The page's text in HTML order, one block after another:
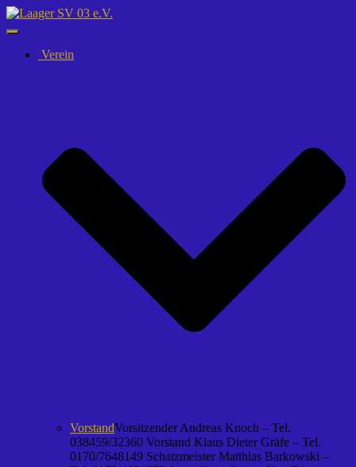
Navigation
umschalten
Verein
VorstandVorsitzender Andreas Knoch – Tel.
038459/32360 Vorstand Klaus Dieter Gräfe – Tel.
0170/7648149 Schatzmeister Matthias Barkowski –